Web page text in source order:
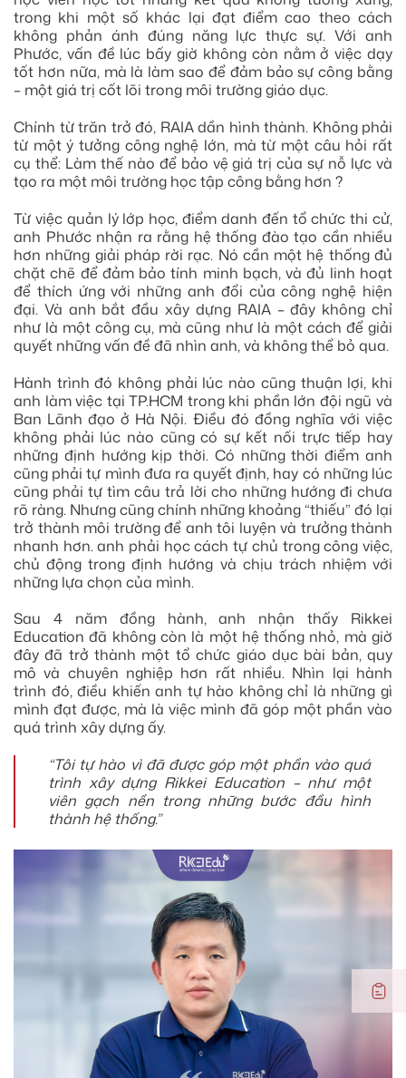
trong khi một số khác lại đạt điểm cao theo cách
không phản ánh đúng năng lực thực sự. Với anh
Phước, vấn đề lúc bấy giờ không còn nằm ở việc dạy
tốt hơn nữa, mà là làm sao để đảm bảo sự công bằng
– một giá trị cốt lõi trong môi trường giáo dục.
Chính từ trăn trở đó, RAIA dần hình thành. Không phải
từ một ý tưởng công nghệ lớn, mà từ một câu hỏi rất
cụ thể: Làm thế nào để bảo vệ giá trị của sự nỗ lực và
tạo ra một môi trường học tập công bằng hơn ?
Từ việc quản lý lớp học, điểm danh đến tổ chức thi cử,
anh Phước nhận ra rằng hệ thống đào tạo cần nhiều
hơn những giải pháp rời rạc. Nó cần một hệ thống đủ
chặt chẽ để đảm bảo tính minh bạch, và đủ linh hoạt
để thích ứng với những anh đổi của công nghệ hiện
đại. Và anh bắt đầu xây dựng RAIA – đây không chỉ
như là một công cụ, mà cũng như là một cách để giải
quyết những vấn đề đã nhìn anh, và không thể bỏ qua.
Hành trình đó không phải lúc nào cũng thuận lợi, khi
anh làm việc tại TP.HCM trong khi phần lớn đội ngũ và
Ban Lãnh đạo ở Hà Nội. Điều đó đồng nghĩa với việc
không phải lúc nào cũng có sự kết nối trực tiếp hay
những định hướng kịp thời. Có những thời điểm anh
cũng phải tự mình đưa ra quyết định, hay có những lúc
cũng phải tự tìm câu trả lời cho những hướng đi chưa
rõ ràng. Nhưng cũng chính những khoảng “thiếu” đó lại
trở thành môi trường để anh tôi luyện và trưởng thành
nhanh hơn. anh phải học cách tự chủ trong công việc,
chủ động trong định hướng và chịu trách nhiệm với
những lựa chọn của mình.
Sau 4 năm đồng hành, anh nhận thấy Rikkei
Education đã không còn là một hệ thống nhỏ, mà giờ
đây đã trở thành một tổ chức giáo dục bài bản, quy
mô và chuyên nghiệp hơn rất nhiều. Nhìn lại hành
trình đó, điều khiến anh tự hào không chỉ là những gì
mình đạt được, mà là việc mình đã góp một phần vào
quá trình xây dựng ấy.
“Tôi tự hào vì đã được góp một phần vào quá
trình xây dựng Rikkei Education – như một
viên gạch nền trong những bước đầu hình
thành hệ thống.”